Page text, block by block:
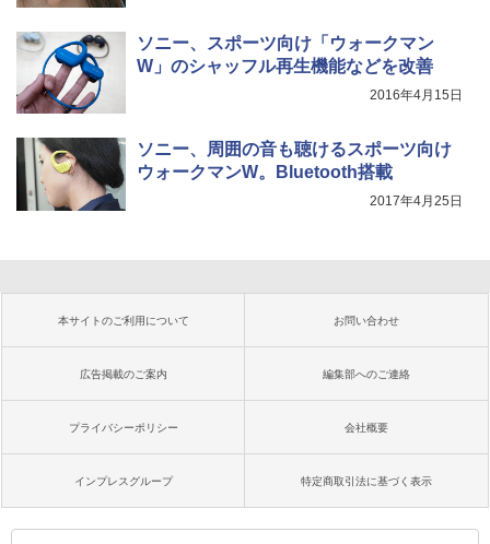
ソニー、スポーツ向け「ウォークマン
W」のシャッフル再生機能などを改善
2016年4月15日
ソニー、周囲の音も聴けるスポーツ向け
ウォークマンW。Bluetooth搭載
2017年4月25日
本サイトのご利用について お問い合わせ
広告掲載のご案内 編集部へのご連絡
プライバシーポリシー 会社概要
インプレスグループ 特定商取引法に基づく表示